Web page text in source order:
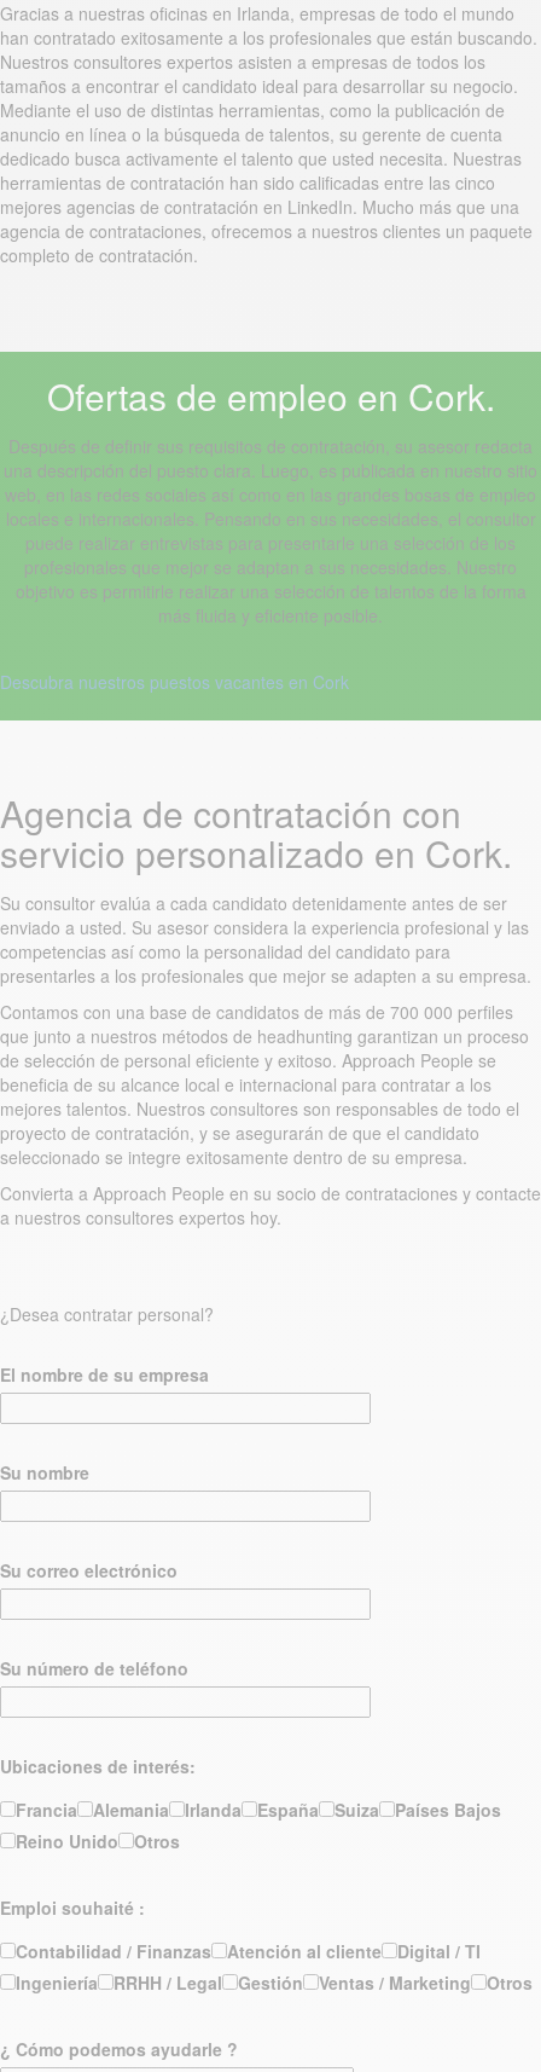
Gracias a nuestras oficinas en Irlanda, empresas de todo el mundo
han contratado exitosamente a los profesionales que están buscando.
Nuestros consultores expertos asisten a empresas de todos los
tamaños a encontrar el candidato ideal para desarrollar su negocio.
Mediante el uso de distintas herramientas, como la publicación de
anuncio en línea o la búsqueda de talentos, su gerente de cuenta
dedicado busca activamente el talento que usted necesita. Nuestras
herramientas de contratación han sido calificadas entre las cinco
mejores agencias de contratación en LinkedIn. Mucho más que una
agencia de contrataciones, ofrecemos a nuestros clientes un paquete
completo de contratación.
Ofertas de empleo en Cork.
Después de definir sus requisitos de contratación, su asesor redacta
una descripción del puesto clara. Luego, es publicada en nuestro sitio
web, en las redes sociales así como en las grandes bosas de empleo
locales e internacionales. Pensando en sus necesidades, el consultor
puede realizar entrevistas para presentarle una selección de los
profesionales que mejor se adaptan a sus necesidades. Nuestro
objetivo es permitirle realizar una selección de talentos de la forma
más fluida y eficiente posible.
Descubra nuestros puestos vacantes en Cork
Agencia de contratación con
servicio personalizado en Cork.
Su consultor evalúa a cada candidato detenidamente antes de ser
enviado a usted. Su asesor considera la experiencia profesional y las
competencias así como la personalidad del candidato para
presentarles a los profesionales que mejor se adapten a su empresa.
Contamos con una base de candidatos de más de 700 000 perfiles
que junto a nuestros métodos de headhunting garantizan un proceso
de selección de personal eficiente y exitoso. Approach People se
beneficia de su alcance local e internacional para contratar a los
mejores talentos. Nuestros consultores son responsables de todo el
proyecto de contratación, y se asegurarán de que el candidato
seleccionado se integre exitosamente dentro de su empresa.
Convierta a Approach People en su socio de contrataciones y contacte
a nuestros consultores expertos hoy.
¿Desea contratar personal?
El nombre de su empresa
Su nombre
Su correo electrónico
Su número de teléfono
Ubicaciones de interés:
Francia
Alemania Irlanda España Suiza
Países Bajos
Reino Unido
Otros
Emploi souhaité :
Contabilidad / Finanzas
Atención al cliente
Digital / TI
Ingeniería
RRHH / Legal Gestión Ventas / Marketing Otros
¿ Cómo podemos ayudarle ?